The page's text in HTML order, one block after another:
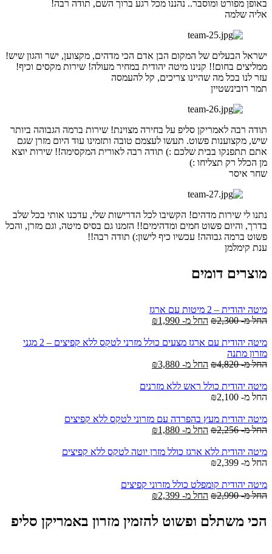
באופן מפורט ומוסבר.. נהננו מכל רגע ברוך השם, תודה רבה!
אליה שלמה
ישראל הבעלים של המקום הבן אדם הכי מדהים, מקצוען, ישר והגון שיש!
ממליצים בחום!! קנינו מיטה יהודית במחיר מעולה! שירות מקסים וכיף!
עזר לנו בכל מה שהיינו צריכים, קל להעמסה
תמר רובינשטיין
תודה רבה לאמריקן סליפ על בחירה מצוינת! שירות ברמה הגבוהה ביותר
שיש, מקצוענות פשוט. תעשו לעצמם טובה ותזמינו עוד היום מזרן שגם
אתם תתפנקו בבית שלכם :) תודה רבה לאורית המקסימה!! שירות יוצא
מן הכלל רק תצליחו :)
שחר איסר
נתנו לי שירות מדהים! הקשיבו לכל הדרישות שלי, עדכנו אותי בכל שלב
בדרך, והיום פשוט חמים ומדהימים!! הזמנו גם בסיס מיטה, וגם מזרן, והכל
פשוט ברמה גבוהה! עכשיו כיף לישון:) תודה רבה!!
ענת קימלמן
מוצרים דומים
מיטה יהודית – 2 מיטות עם ארגז
החל מ-
₪2,300 החל מ- ₪1,990
מיטה יהודית עם ארגז מצעים כולל מזרני לטקס ללא קפיצים – 2 מגני
מזרון מתנה
החל מ-
₪4,820 החל מ- ₪3,880
מיטה יהודית כולל ראש ללא מזרנים
החל מ-
₪2,100
מיטה יהודית מעץ בהפרדה עם מזרוני לטקס ללא קפיצים
החל מ-
₪2,256 החל מ- ₪1,880
מיטה יהודית ללא ארגז כולל מזרן יוטה לטקס ללא קפיצים
החל מ-
₪2,399
מיטה יהודית קומפלט כולל מזרוני קפיצים
החל מ-
₪2,990 החל מ- ₪2,399
הכי משתלם ופשוט להזמין מזרון באמריקן סליפ